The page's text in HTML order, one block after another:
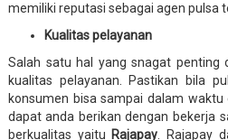
memiliki reputasi sebagai agen pulsa
Kualitas pelayanan
Salah satu hal yang snagat penting
kualitas pelayanan. Pastikan bila
konsumen bisa sampai dalam
dapat anda berikan dengan bekerja
berkualitas yaitu Rajapay . Rajapay